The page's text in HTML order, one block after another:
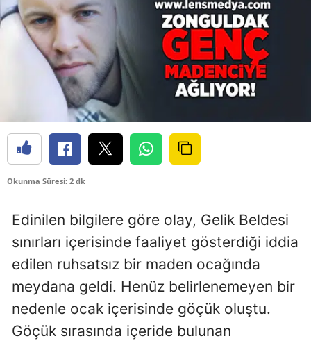
Okunma Süresi: 2 dk
Edinilen bilgilere göre olay, Gelik Beldesi
sınırları içerisinde faaliyet gösterdiği iddia
edilen ruhsatsız bir maden ocağında
meydana geldi. Henüz belirlenemeyen bir
nedenle ocak içerisinde göçük oluştu.
Göçük sırasında içeride bulunan